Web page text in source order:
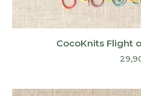
CocoKnits Flight